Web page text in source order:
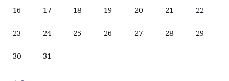
16 17 18 19 20 21 22
23 24 25 26 27 28 29
30 31